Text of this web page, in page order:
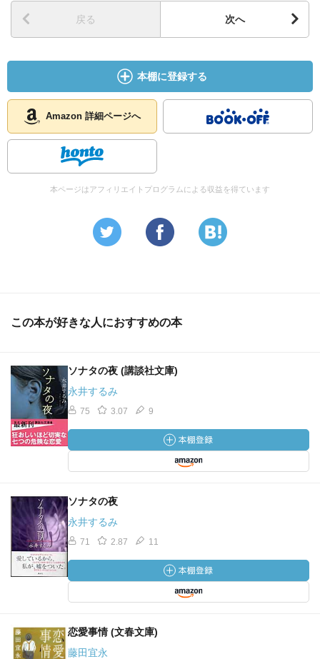
戻る 次へ
本棚に登録する
Amazon 詳細ページへ
本ページはアフィリエイトプログラムによる収益を得ています
この本が好きな人におすすめの本
ソナタの夜 (講談社文庫)
永井するみ
75 3.07 9
ソナタの夜
永井するみ
71 2.87 11
恋愛事情 (文春文庫)
藤田宜永